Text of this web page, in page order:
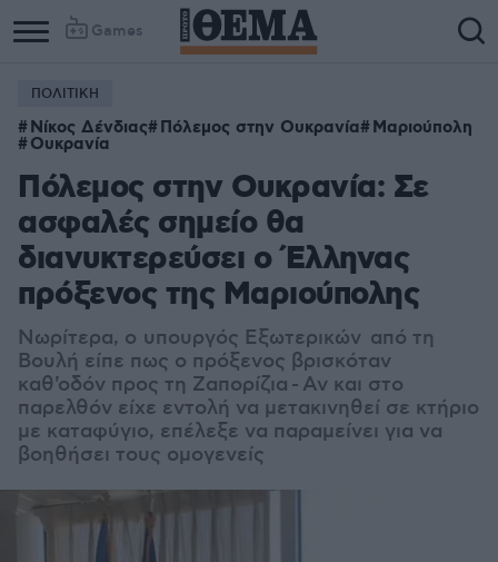
Games
ΠΟΛΙΤΙΚΗ
Νίκος Δένδιας Πόλεμος στην Ουκρανία Μαριούπολη
Ουκρανία
Πόλεμος στην Ουκρανία: Σε
ασφαλές σημείο θα
διανυκτερεύσει ο Έλληνας
πρόξενος της Μαριούπολης
Νωρίτερα, ο υπουργός Εξωτερικών από τη
Βουλή είπε πως ο πρόξενος βρισκόταν
καθ'οδόν προς τη Ζαπορίζια - Αν και στο
παρελθόν είχε εντολή να μετακινηθεί σε κτήριο
με καταφύγιο, επέλεξε να παραμείνει για να
βοηθήσει τους ομογενείς